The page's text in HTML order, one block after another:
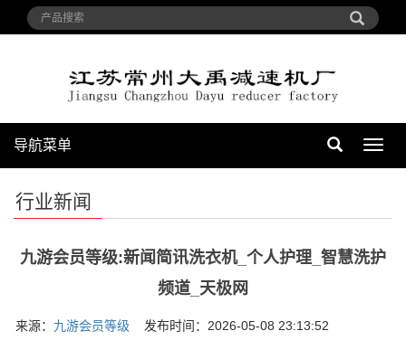
导
导航菜单
行业新闻
九游会员等级:新闻简讯洗衣机_个人护理_智慧洗护
频道_天极网
来源： 九游会员等级 发布时间：2026-05-08 23:13:52